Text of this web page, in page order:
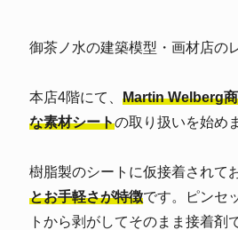
御茶ノ水の建築模型・画材店の
本店4階にて、 Martin Welberg
な素材シートの取り扱いを始め
樹脂製のシートに仮接着されて
とお手軽さが特徴です。ピンセ
トから剥がしてそのまま接着剤